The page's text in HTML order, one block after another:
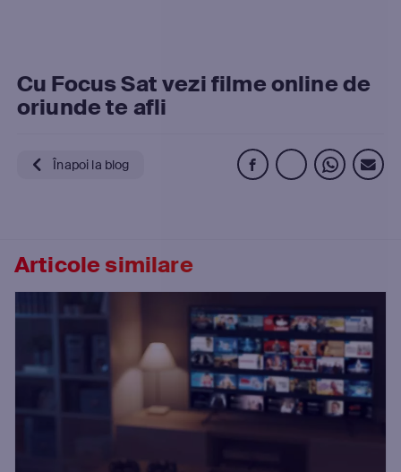
Cu Focus Sat vezi filme online de
oriunde te afli
Înapoi la blog
Articole similare